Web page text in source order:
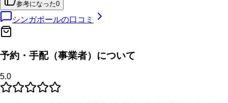
参考になった0
シンガポールの口コミ
予約・手配（事業者）について
5.0